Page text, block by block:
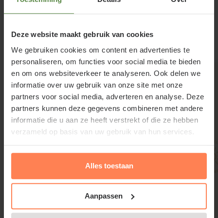
Deze website maakt gebruik van cookies
We gebruiken cookies om content en advertenties te
personaliseren, om functies voor social media te bieden
en om ons websiteverkeer te analyseren. Ook delen we
informatie over uw gebruik van onze site met onze
partners voor social media, adverteren en analyse. Deze
partners kunnen deze gegevens combineren met andere
informatie die u aan ze heeft verstrekt of die ze hebben
verzameld op basis van uw gebruik van hun services.
Alles toestaan
Aanpassen
Voor vormbehoud mag Quercus palustris in juni
moet worden, kunt u dat het beste in de periode
oktober-november doen. Snoei alleen niet bij vorst.
Strooi dan meteen wat organische mest en wat
tuinturf rond de stam van de boom.
* Herfstverkleuring informatie:
Het blad van deze plant verkleurt in het najaar. De
kleuren op de foto geven een indicatie van deze
verkleuring. De exacte verkleuring is afhankelijk van
Gerelateerde producten